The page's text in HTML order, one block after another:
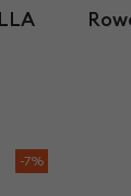
-7%